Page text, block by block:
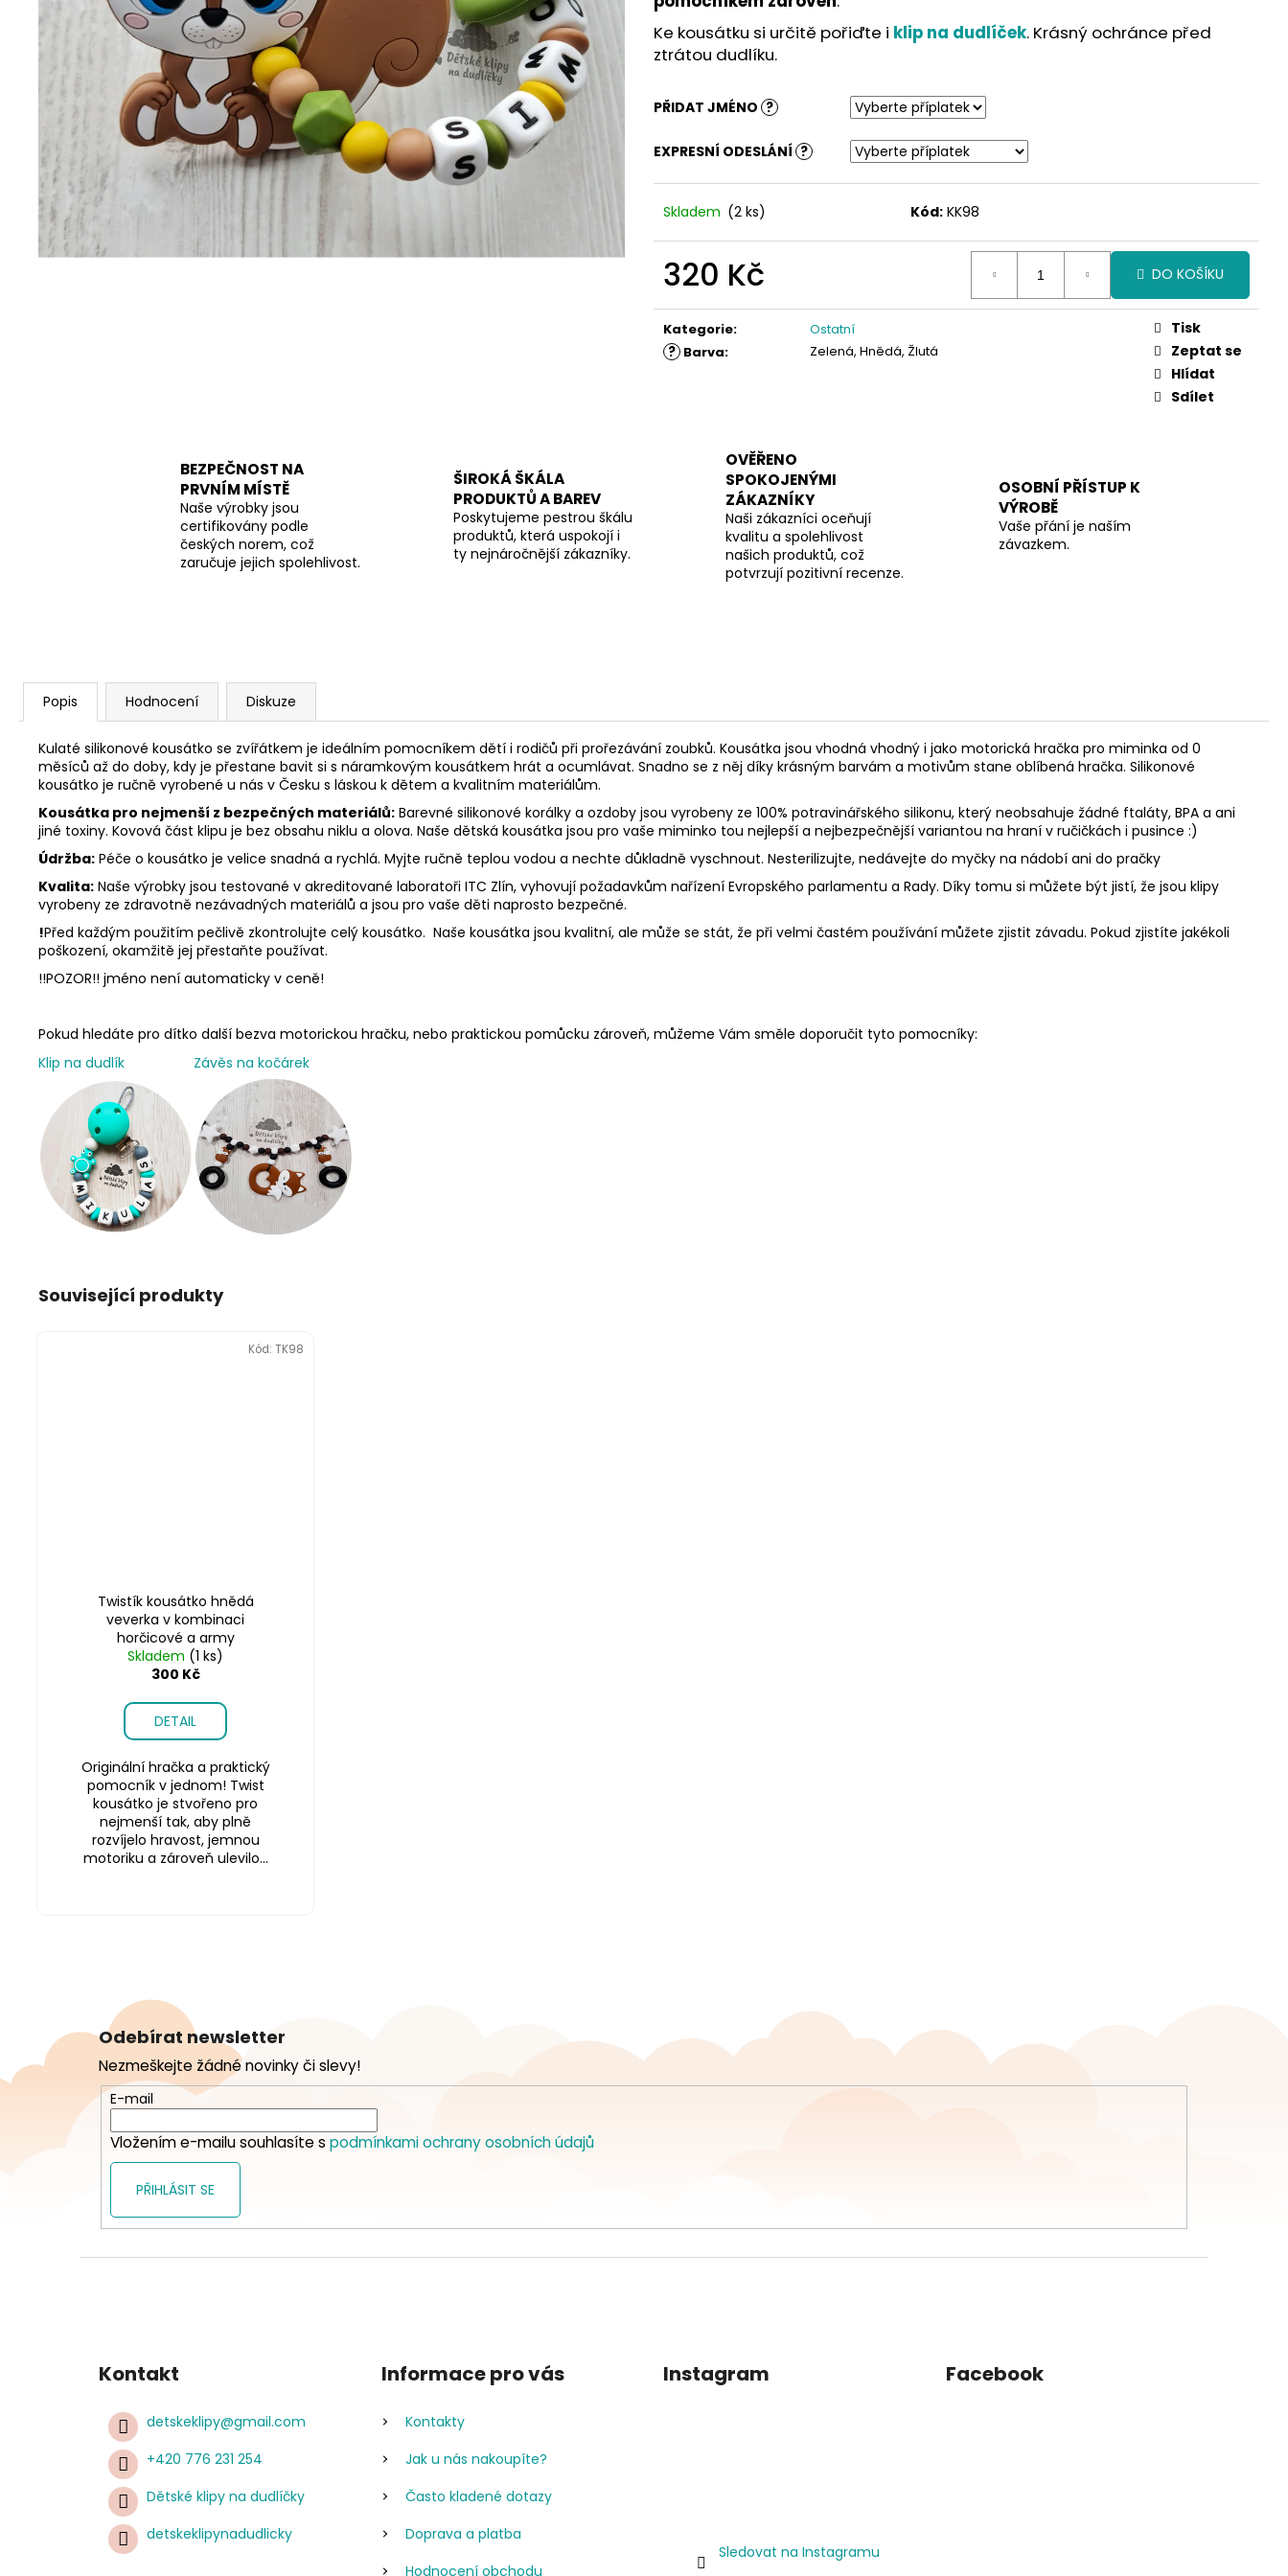
Ke kousátku si určitě pořiďte i klip na dudlíček. Krásný ochránce před
ztrátou dudlíku.
PŘIDAT JMÉNO ?
EXPRESNÍ ODESLÁNÍ ?
Skladem (2 ks) Kód: KK98
320 Kč
cena:
DO KOŠÍKU
Kategorie: Ostatní
? Barva: Zelená, Hnědá, Žlutá
Tisk
Zeptat se
Hlídat
Sdílet
BEZPEČNOST NA
PRVNÍM MÍSTĚ
Naše výrobky jsou
certifikovány podle
českých norem, což
zaručuje jejich spolehlivost.
ŠIROKÁ ŠKÁLA
PRODUKTŮ A BAREV
Poskytujeme pestrou škálu
produktů, která uspokojí i
ty nejnáročnější zákazníky.
OVĚŘENO
SPOKOJENÝMI
ZÁKAZNÍKY
Naši zákazníci oceňují
kvalitu a spolehlivost
našich produktů, což
potvrzují pozitivní recenze.
OSOBNÍ PŘÍSTUP K
VÝROBĚ
Vaše přání je naším
závazkem.
Popis Hodnocení Diskuze
Kulaté silikonové kousátko se zvířátkem je ideálním pomocníkem dětí i rodičů při prořezávání zoubků. Kousátka jsou vhodná vhodný i jako motorická hračka pro miminka od 0
měsíců až do doby, kdy je přestane bavit si s náramkovým kousátkem hrát a ocumlávat. Snadno se z něj díky krásným barvám a motivům stane oblíbená hračka. Silikonové
kousátko je ručně vyrobené u nás v Česku s láskou k dětem a kvalitním materiálům.
Kousátka pro nejmenší z bezpečných materiálů: Barevné silikonové korálky a ozdoby jsou vyrobeny ze 100% potravinářského silikonu, který neobsahuje žádné ftaláty, BPA a ani
jiné toxiny. Kovová část klipu je bez obsahu niklu a olova. Naše dětská kousátka jsou pro vaše miminko tou nejlepší a nejbezpečnější variantou na hraní v ručičkách i pusince :)
Údržba: Péče o kousátko je velice snadná a rychlá. Myjte ručně teplou vodou a nechte důkladně vyschnout. Nesterilizujte, nedávejte do myčky na nádobí ani do pračky
Kvalita: Naše výrobky jsou testované v akreditované laboratoři ITC Zlín, vyhovují požadavkům nařízení Evropského parlamentu a Rady. Díky tomu si můžete být jistí, že jsou klipy
vyrobeny ze zdravotně nezávadných materiálů a jsou pro vaše děti naprosto bezpečné.
!Před každým použitím pečlivě zkontrolujte celý kousátko. Naše kousátka jsou kvalitní, ale může se stát, že při velmi častém používání můžete zjistit závadu. Pokud zjistíte jakékoli
poškození, okamžitě jej přestaňte používat.
!!POZOR!! jméno není automaticky v ceně!
Pokud hledáte pro dítko další bezva motorickou hračku, nebo praktickou pomůcku zároveň, můžeme Vám směle doporučit tyto pomocníky:
Klip na dudlík
Závěs na kočárek
Související produkty
Twistík kousátko hnědá
veverka v kombinaci
horčicové a army
Skladem (1 ks)
300 Kč
DETAIL
Originální hračka a praktický
pomocník v jednom! Twist
kousátko je stvořeno pro
nejmenší tak, aby plně
rozvíjelo hravost, jemnou
motoriku a zároveň ulevilo...
Kód: TK98
a
Odebírat newsletter
Nezmeškejte žádné novinky či slevy!
E-mail
Vložením e-mailu souhlasíte s podmínkami ochrany osobních údajů
PŘIHLÁSIT SE
Kontakt
detskeklipy@gmail.com
+420 776 231 254
Dětské klipy na dudlíčky
detskeklipynadudlicky
Informace pro vás
Kontakty
Jak u nás nakoupíte?
Často kladené dotazy
Doprava a platba
Hodnocení obchodu
Instagram
Sledovat na Instagramu
Facebook